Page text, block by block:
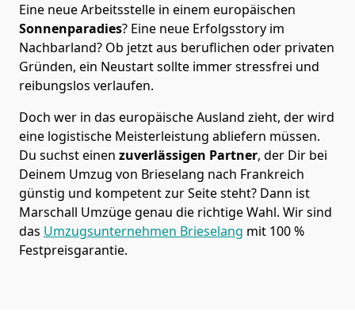
Eine neue Arbeitsstelle in einem europäischen
Sonnenparadies? Eine neue Erfolgsstory im
Nachbarland? Ob jetzt aus beruflichen oder privaten
Gründen, ein Neustart sollte immer stressfrei und
reibungslos verlaufen.
Doch wer in das europäische Ausland zieht, der wird
eine logistische Meisterleistung abliefern müssen.
Du suchst einen zuverlässigen Partner, der Dir bei
Deinem Umzug von Brieselang nach Frankreich
günstig und kompetent zur Seite steht? Dann ist
Marschall Umzügegenau die richtige Wahl. Wir sind
das Umzugsunternehmen Brieselang mit 100 %
Festpreisgarantie.